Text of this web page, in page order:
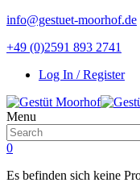
info@gestuet-moorhof.de
+49 (0)2591 893 2741
Log In / Register
Menu
0
Es befinden sich keine